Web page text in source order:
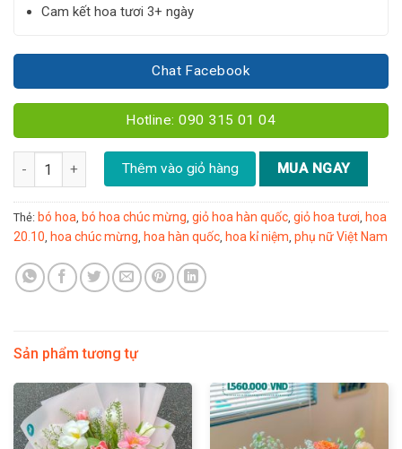
Cam kết hoa tươi 3+ ngày
Chat Facebook
Hotline: 090 315 01 04
Bó tulip Hà Lan mix - T03 số lượng
Thêm vào giỏ hàng MUA NGAY
Thẻ: bó hoa, bó hoa chúc mừng, giỏ hoa hàn quốc, giỏ hoa tươi, hoa
20.10, hoa chúc mừng, hoa hàn quốc, hoa kỉ niệm, phụ nữ Việt Nam
Sản phẩm tương tự